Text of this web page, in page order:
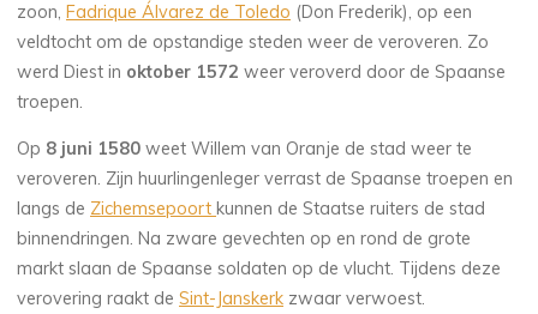
zoon, Fadrique Álvarez de Toledo (Don Frederik), op een
veldtocht om de opstandige steden weer de veroveren. Zo
werd Diest in oktober 1572 weer veroverd door de Spaanse
troepen.
Op 8 juni 1580 weet Willem van Oranje de stad weer te
veroveren. Zijn huurlingenleger verrast de Spaanse troepen en
langs de Zichemsepoortkunnen de Staatse ruiters de stad
binnendringen. Na zware gevechten op en rond de grote
markt slaan de Spaanse soldaten op de vlucht. Tijdens deze
verovering raakt deSint-Janskerk zwaar verwoest.